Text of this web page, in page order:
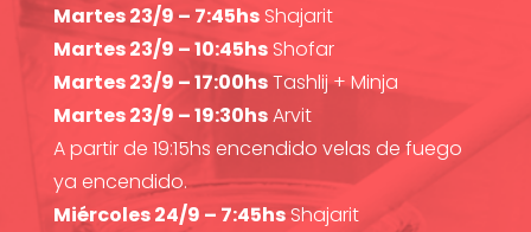
Martes 23/9 – 7:45hsShajarit
Martes 23/9 – 10:45hsShofar
Martes 23/9 – 17:00hsTashlij + Minja
Martes 23/9 – 19:30hsArvit
A partir de 19:15hs encendido velas de fuego
ya encendido.
Miércoles 24/9 – 7:45hsShajarit